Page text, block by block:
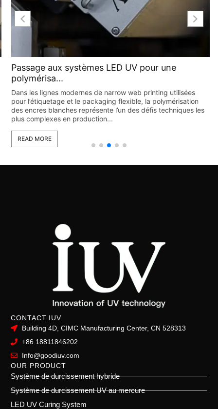
Passage aux systèmes LED UV pour une
polymérisa...
Dans les lignes modernes de narrow web printing utilisées
pour l’étiquetage et le packaging flexible, la polymérisation
des encres blanches représente l’un des défis techniques les
plus complexes en production...
READ MORE
CONTACT IUV
Building 4D, CIMC Manufacturing Center, CN 528313
+86 18811846202
Info@goodiuv.com
OUR PRODUCT
Système de durcissement hybride
Système de durcissement UV au mercure
LED UV Curing System